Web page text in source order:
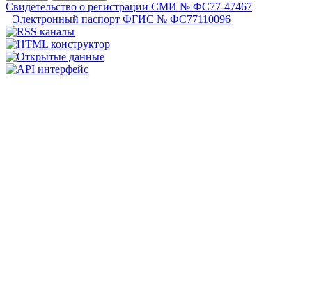
Свидетельство о регистрации СМИ № ФС77-47467
Электронный паспорт ФГИС № ФС77110096